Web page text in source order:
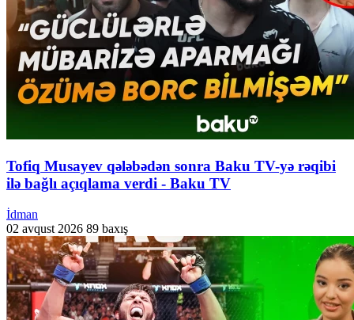
Tofiq Musayev qələbədən sonra Baku TV-yə rəqibi
ilə bağlı açıqlama verdi - Baku TV
İdman
02 avqust 2026 89 baxış